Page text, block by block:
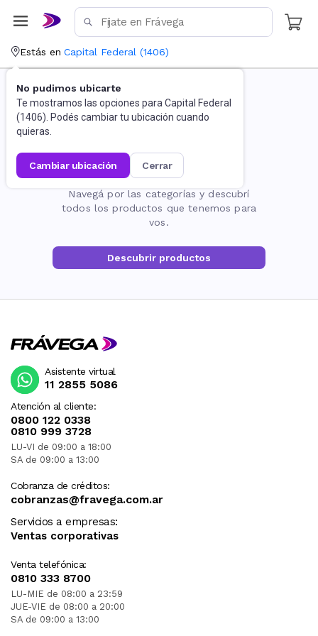
Estás en Capital Federal (1406)
No pudimos ubicarte
Te mostramos las opciones para Capital Federal
(1406). Podés cambiar tu ubicación cuando
quieras.
cambiar ubicación cerrar
La página no existe
Navegá por las categorías y descubrí
todos los productos que tenemos para
vos.
Descubrir productos
Atención al cliente:
0800 122 0338
0810 999 3728
LU-VI de 09:00 a 18:00
SA de 09:00 a 13:00
Cobranza de créditos:
cobranzas@fravega.com.ar
Servicios a empresas:
Ventas corporativas
Venta telefónica:
0810 333 8700
LU-MIE de 08:00 a 23:59
JUE-VIE de 08:00 a 20:00
SA de 09:00 a 13:00
Asistente virtual
11 2855 5086